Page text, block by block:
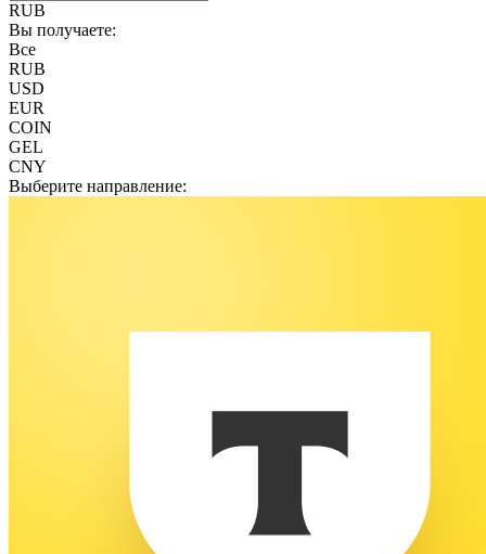
RUB
Вы получаете:
Все
RUB
USD
EUR
COIN
GEL
CNY
Выберите направление: